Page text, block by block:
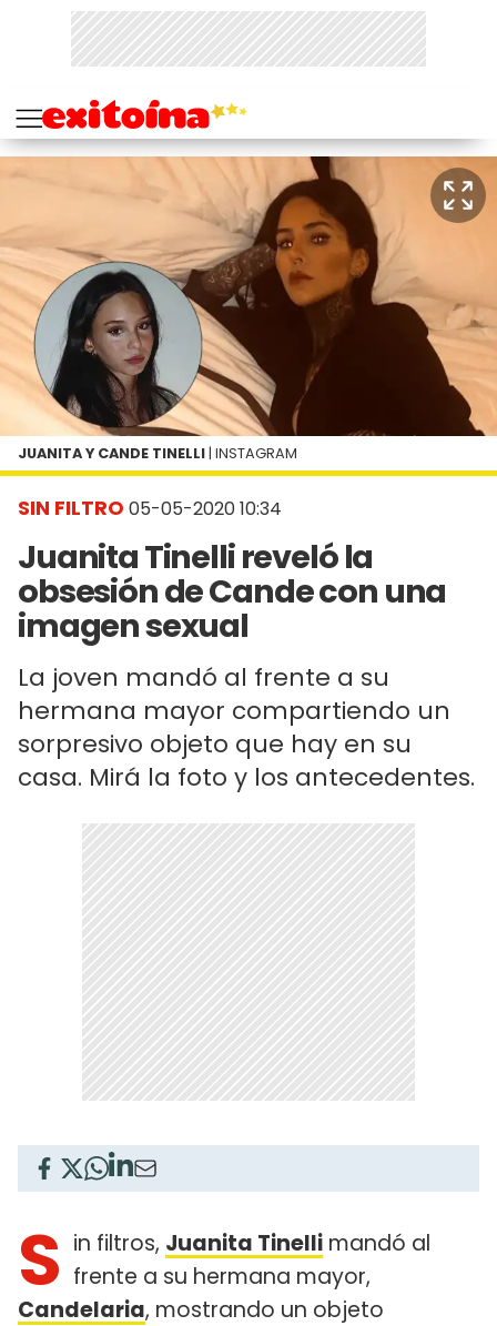
SIN FILTRO 05-05-2020 10:34
Juanita Tinelli reveló la
obsesión de Cande con una
imagen sexual
La joven mandó al frente a su
hermana mayor compartiendo un
sorpresivo objeto que hay en su
casa. Mirá la foto y los antecedentes.
JUANITA Y CANDE TINELLI | INSTAGRAM
S in filtros, Juanita Tinelli mandó al
frente a su hermana mayor,
Candelaria, mostrando un objeto